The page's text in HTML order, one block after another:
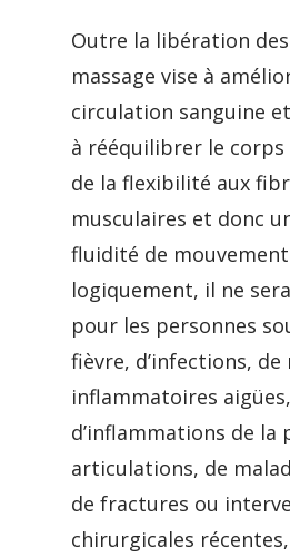
Outre la libération
massage vise à
circulation sanguine
à rééquilibrer le
de la flexibilité aux
musculaires et donc
fluidité de
logiquement, il ne
pour les personnes
fièvre, d’infections, de
inflammatoires aigües,
d’inflammations de la
articulations, de
de fractures ou
chirurgicales